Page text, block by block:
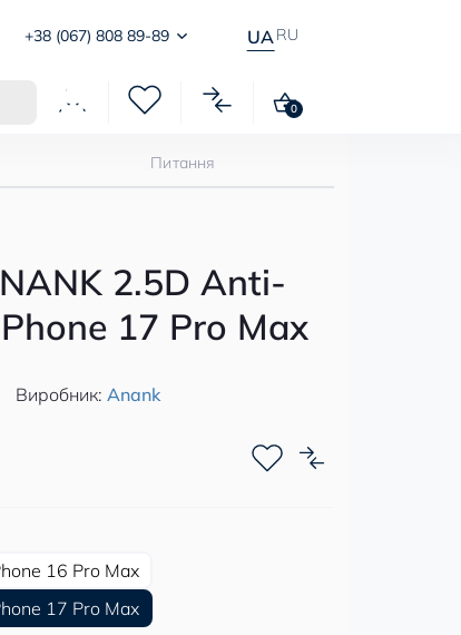
+38 (067) 808 89-89 UA RU
0
Питання
2.5D Anti-
17 Pro Max
Виробник: Anank
16 Pro Max
17 Pro Max